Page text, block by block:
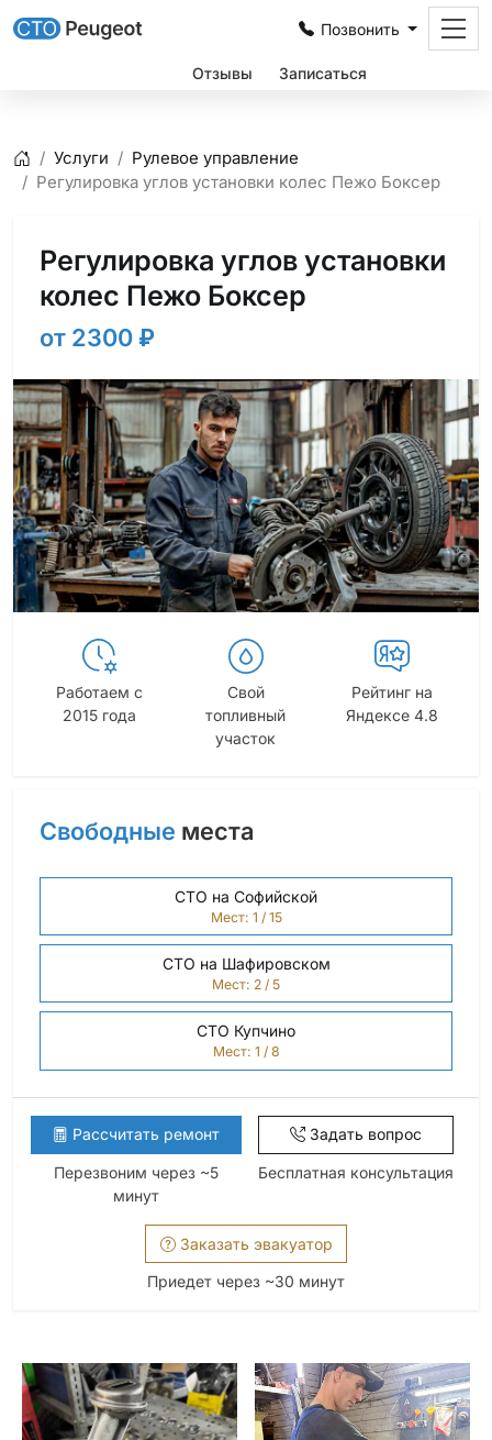
Позвонить
Отзывы Записаться
ГлавнаяУслуги
Рулевое управление
Регулировка углов установки колес Пежо Боксер
Регулировка углов установки
колес Пежо Боксер
от 2300 ₽
Работаем с
2015 года
Свой
топливный
участок
Рейтинг на
Яндексе 4.8
Свободные места
СТО на Софийской
Мест: 1 / 15
СТО на Шафировском
Мест: 2 / 5
СТО Купчино
Мест: 1 / 8
Рассчитать ремонт
Перезвоним через ~5
минут
Задать вопрос
Бесплатная консультация
Заказать эвакуатор
Приедет через ~30 минут